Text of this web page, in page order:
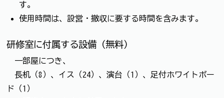
す。
使用時間は、設営・撤収に要する時間を含みます。
研修室に付属する設備（無料）
一部屋につき、
長机（8）、イス（24）、演台（1）、足付ホワイトボー
ド（1）